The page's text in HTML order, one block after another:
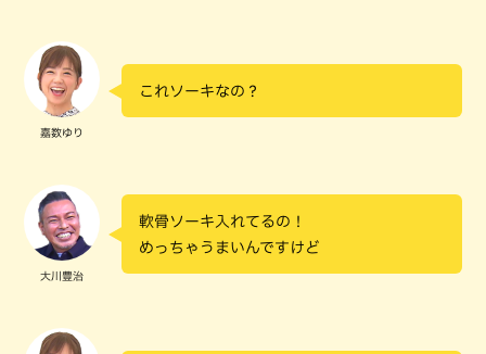
嘉数ゆり
これソーキなの？
大川豊治
軟骨ソーキ入れてるの！
めっちゃうまいんですけど